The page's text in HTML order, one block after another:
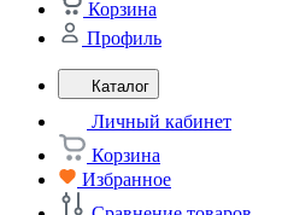
Корзина
Профиль
Каталог
Личный кабинет
Корзина
Избранное